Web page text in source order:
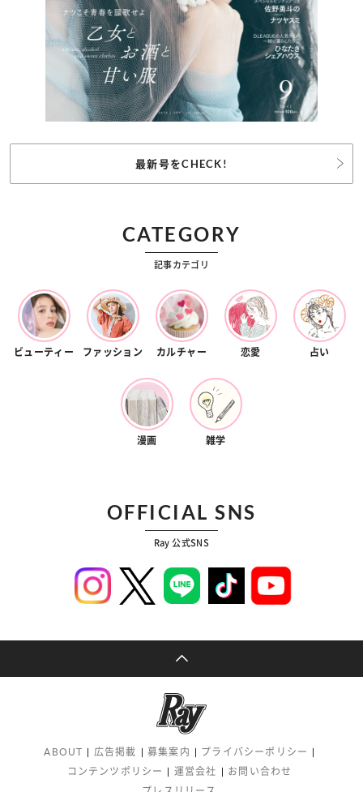
最新号をCHECK!
CATEGORY
記事カテゴリ
ビューティー ファッション カルチャー 恋愛 占い
漫画 雑学
OFFICIAL SNS
Ray 公式SNS
ABOUT 広告掲載 募集案内
プライバシーポリシー
コンテンツポリシー
運営会社
お問い合わせ